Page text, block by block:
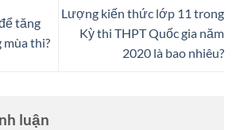
tăng
thi?
Lượng kiến thức lớp 11 trong
Kỳ thi THPT Quốc gia năm
2020 là bao nhiêu?
luận